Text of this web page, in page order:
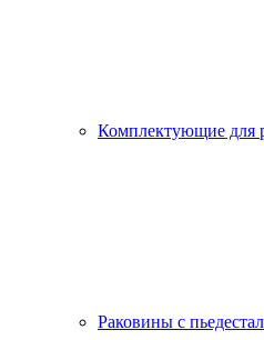
Комплектующие для
Раковины с